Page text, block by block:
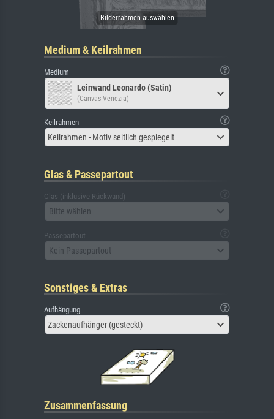
Medium & Keilrahmen
Medium
Leinwand Leonardo (Satin)
(Canvas Venezia)
Keilrahmen
Keilrahmen - Motiv seitlich gespiegelt
Glas & Passepartout
Glas (inklusive Rückwand)
Bitte wählen
Passepartout
Kein Passepartout
Sonstiges & Extras
Aufhängung
Zackenaufhänger (gesteckt)
Zusammenfassung